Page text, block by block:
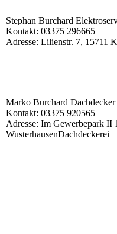
Stephan Burchard
Kontakt: 03375 296665
Adresse: Lilienstr. 7, 15711
Marko Burchard Dachdecker
Kontakt: 03375 920565
Adresse: Im Gewerbepark II
WusterhausenDachdeckerei